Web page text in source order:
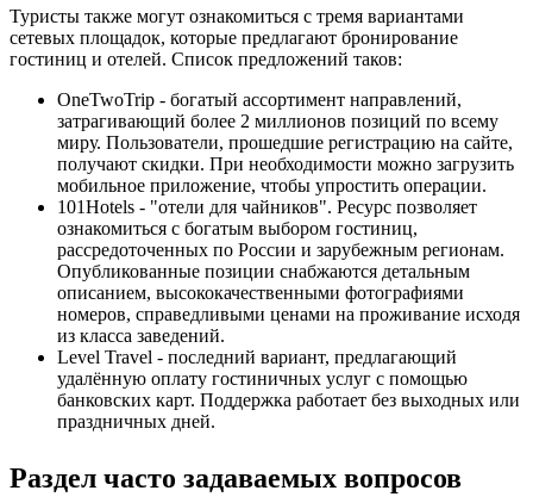
Туристы также могут ознакомиться с тремя вариантами
сетевых площадок, которые предлагают бронирование
гостиниц и отелей. Список предложений таков:
OneTwoTrip - богатый ассортимент направлений,
затрагивающий более 2 миллионов позиций по всему
миру. Пользователи, прошедшие регистрацию на сайте,
получают скидки. При необходимости можно загрузить
мобильное приложение, чтобы упростить операции.
101Hotels - "отели для чайников". Ресурс позволяет
ознакомиться с богатым выбором гостиниц,
рассредоточенных по России и зарубежным регионам.
Опубликованные позиции снабжаются детальным
описанием, высококачественными фотографиями
номеров, справедливыми ценами на проживание исходя
из класса заведений.
Level Travel - последний вариант, предлагающий
удалённую оплату гостиничных услуг с помощью
банковских карт. Поддержка работает без выходных или
праздничных дней.
Раздел часто задаваемых вопросов